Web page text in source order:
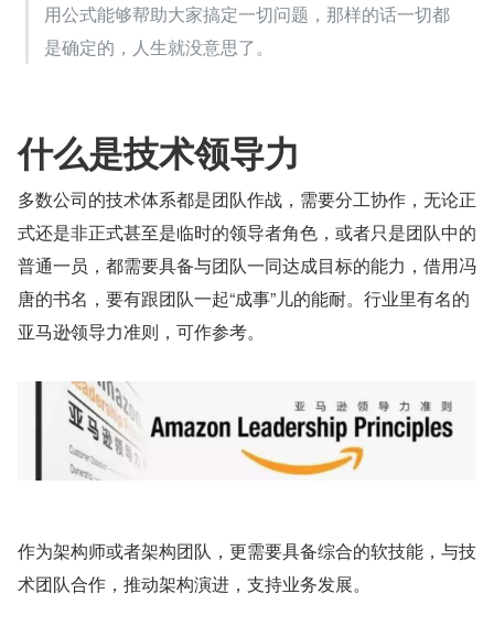
用公式能够帮助大家搞定一切问题，那样的话一切都
是确定的，人生就没意思了。
什么是技术领导力
多数公司的技术体系都是团队作战，需要分工协作，无论正
式还是非正式甚至是临时的领导者角色，或者只是团队中的
普通一员，都需要具备与团队一同达成目标的能力，借用冯
唐的书名，要有跟团队一起“成事”儿的能耐。行业里有名的
亚马逊领导力准则，可作参考。
作为架构师或者架构团队，更需要具备综合的软技能，与技
术团队合作，推动架构演进，支持业务发展。